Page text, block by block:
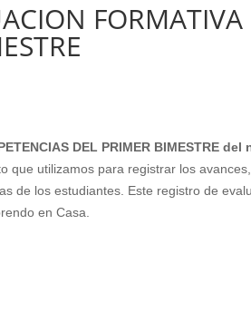
FORMATIVA
DEL PRIMER BIMESTRE
que utilizamos para registrar los
de los estudiantes. Este registro de
en Casa.